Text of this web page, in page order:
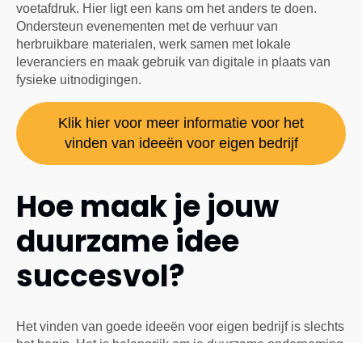
voetafdruk. Hier ligt een kans om het anders te doen.
Ondersteun evenementen met de verhuur van
herbruikbare materialen, werk samen met lokale
leveranciers en maak gebruik van digitale in plaats van
fysieke uitnodigingen.
Klik hier voor meer informatie voor het
vinden van ideeën voor eigen bedrijf
Hoe maak je jouw
duurzame idee
succesvol?
Het vinden van goede ideeën voor eigen bedrijf is slechts